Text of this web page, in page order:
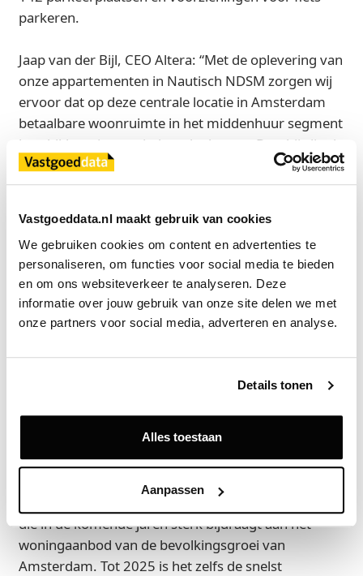
Vastgoeddata.nl maakt gebruik van cookies
We gebruiken cookies om content en advertenties te
personaliseren, om functies voor social media te bieden
en om ons websiteverkeer te analyseren. Deze
informatie over jouw gebruik van onze site delen we met
onze partners voor social media, adverteren en analyse.
Details tonen
Alles toestaan
Aanpassen
parkeren.
Jaap van der Bijl, CEO Altera: “Met de oplevering van
onze appartementen in Nautisch NDSM zorgen wij
ervoor dat op deze centrale locatie in Amsterdam
betaalbare woonruimte in het middenhuur segment
beschikbaar is voor iedere doelgroep. Daarbij zijn de
appartementen duurzaam welke goed passen
binnen onze duurzame en jonge
Diko Ruit (namens G&S&): “De oplevering van
Nautisch NDSM markeert een belangrijke stap in de
ontwikkeling van de NDSM-werf. De combinatie van
wonen, werken en recreëren op deze plek aan het IJ
maakt Nautisch NDSM tot een waardevolle
toevoeging aan Amsterdam Noord.”
Het project ligt op het NDSM-terrein, een
gebiedsontwikkeling waar tot 2032 een nieuw
woon- (ca. 5.000 woningen) en werkgebied wordt
gerealiseerd. Het gebied is onderdeel van de
Noordelijke IJ-oevers west. Dit is één van de buurten
die in de komende jaren sterk bijdraagt aan het
woningaanbod van de bevolkingsgroei van
Amsterdam. Tot 2025 is het zelfs de snelst